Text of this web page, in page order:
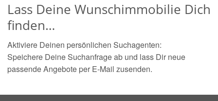
Lass Deine Wunschimmobilie Dich
finden…
Aktiviere Deinen persönlichen Suchagenten:
Speichere Deine Suchanfrage ab und lass Dir neue
passende Angebote per E-Mail zusenden.